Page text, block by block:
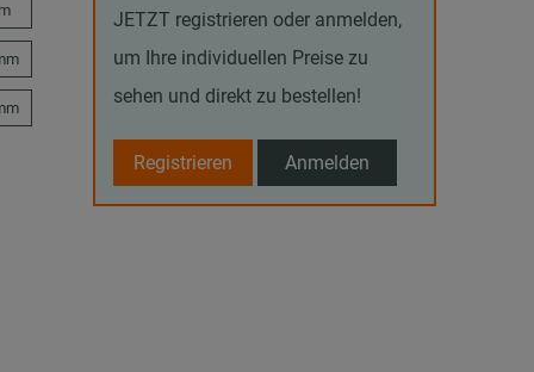
JETZT registrieren oder anmelden,
um Ihre individuellen Preise zu
sehen und direkt zu bestellen!
Registrieren Anmelden